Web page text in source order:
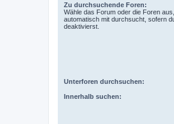
Zu durchsuchende Foren:
Wähle das Forum oder die Foren
automatisch mit durchsucht, sofern
deaktivierst.
Unterforen durchsuchen:
Innerhalb suchen: